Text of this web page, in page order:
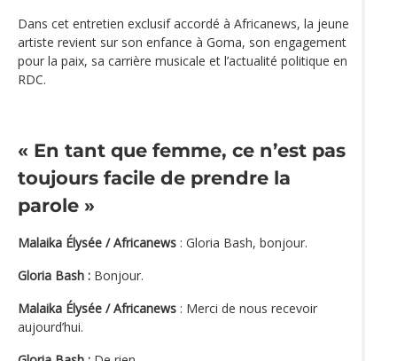
Dans cet entretien exclusif accordé à Africanews, la jeune
artiste revient sur son enfance à Goma, son engagement
pour la paix, sa carrière musicale et l’actualité politique en
RDC.
« En tant que femme, ce n’est pas
toujours facile de prendre la
parole »
Malaika Élysée / Africanews : Gloria Bash, bonjour.
Gloria Bash : Bonjour.
Malaika Élysée / Africanews : Merci de nous recevoir
aujourd’hui.